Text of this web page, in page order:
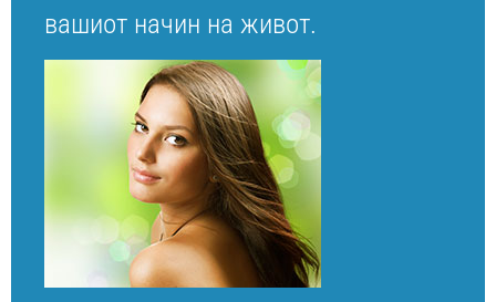
вашиот начин на живот.